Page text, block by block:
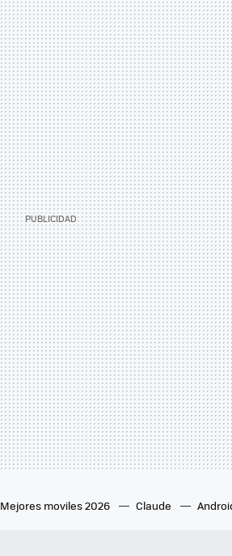
Mejores moviles 2026 Claude